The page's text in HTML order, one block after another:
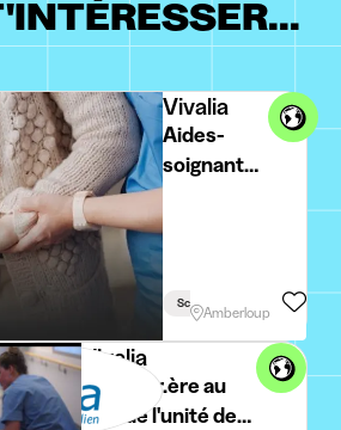
Vivalia
Aides-
soignants
(M/F) en
Maison de
Repos et
de Soins -
Amberloup
Sciences De La Santé
Amberloup
Vivalia
Infirmier.ère au
sein de l'unité de